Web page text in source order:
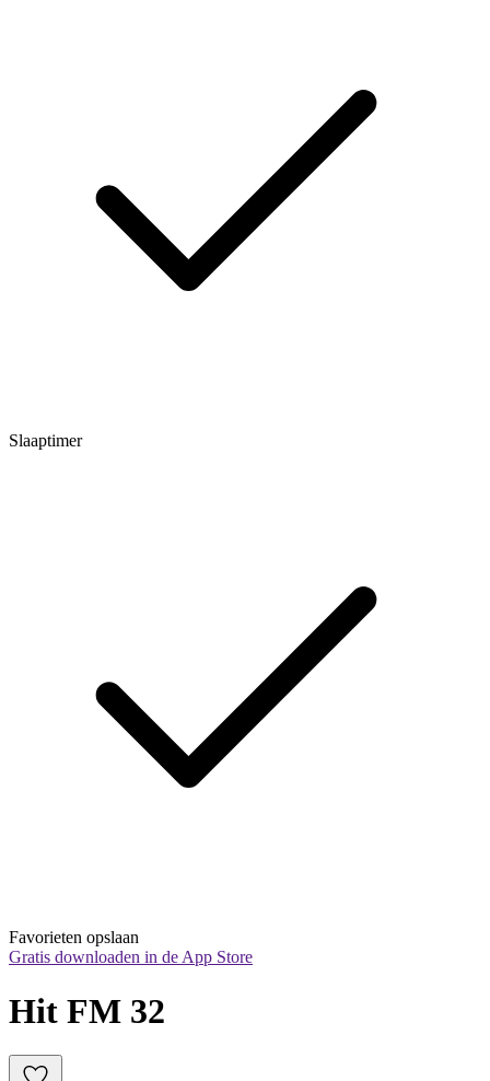
Slaaptimer
Favorieten opslaan
Gratis downloaden in de App Store
Hit FM 32